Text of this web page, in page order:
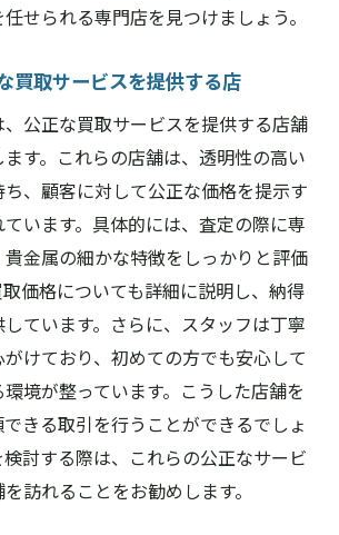
せられる専門店を見つけましょう。
買取サービスを提供する店
公正な買取サービスを提供する店舗
す。これらの店舗は、透明性の高い
、顧客に対して公正な価格を提示す
います。具体的には、査定の際に専
金属の細かな特徴をしっかりと評価
価格についても詳細に説明し、納得
ています。さらに、スタッフは丁寧
けており、初めての方でも安心して
境が整っています。こうした店舗を
きる取引を行うことができるでしょ
討する際は、これらの公正なサービ
訪れることをお勧めします。